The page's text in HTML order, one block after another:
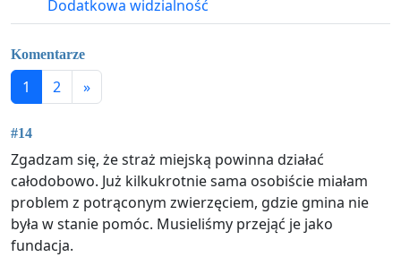
Dodatkowa widzialność
Komentarze
1 2 »
#14
Zgadzam się, że straż miejską powinna działać
całodobowo. Już kilkukrotnie sama osobiście miałam
problem z potrąconym zwierzęciem, gdzie gmina nie
była w stanie pomóc. Musieliśmy przejąć je jako
fundacja.